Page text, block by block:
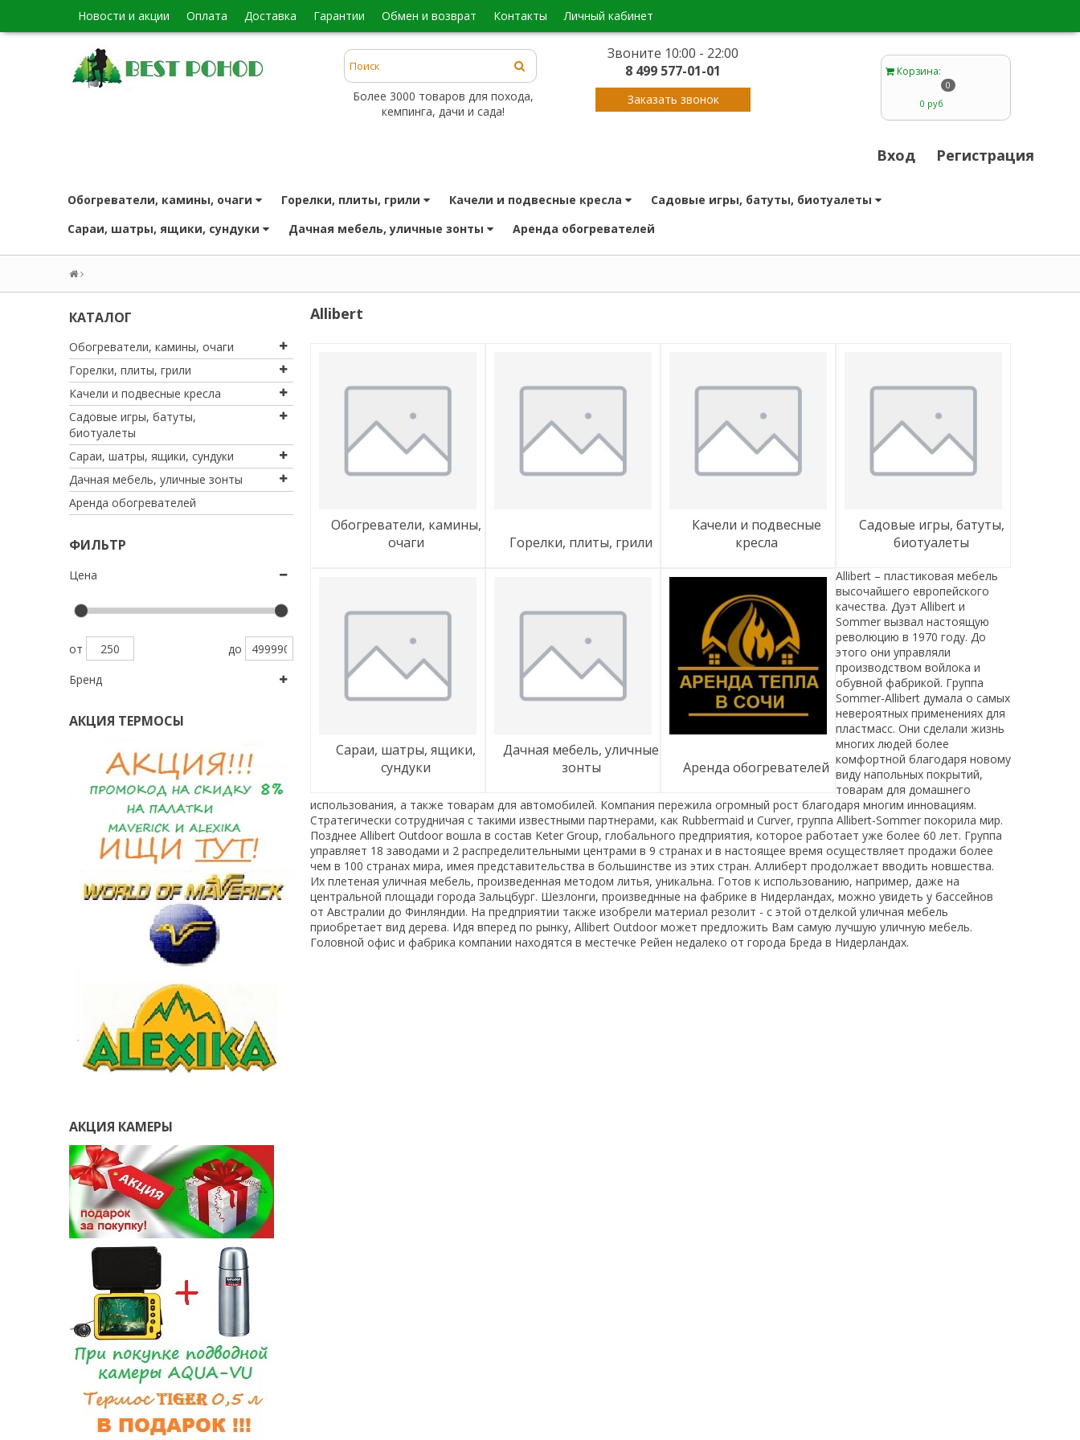
новости и акции оплата доставка гарантии обмен и возврат контакты личный кабинет
Звоните 10:00 - 22:00
8 499 577-01-01
Более 3000 товаров для похода,
кемпинга, дачи и сада!
Заказать звонок
Корзина:
0
0 руб
Вход Регистрация
обогреватели, камины, очаги горелки, плиты, грили качели и подвесные кресла
садовые игры, батуты, биотуалеты
сараи, шатры, ящики, сундуки
дачная мебель, уличные зонты аренда обогревателей
КАТАЛОГ
обогреватели, камины, очаги
горелки, плиты, грили
качели и подвесные кресла
садовые игры, батуты,
биотуалеты
сараи, шатры, ящики, сундуки
дачная мебель, уличные зонты
аренда обогревателей
ФИЛЬТР
Цена
от до
Бренд
АКЦИЯ ТЕРМОСЫ
АКЦИЯ КАМЕРЫ
Allibert
обогреватели, камины,
очаги
горелки, плиты, грили
качели и подвесные
кресла
садовые игры, батуты,
биотуалеты
сараи, шатры, ящики,
сундуки
дачная мебель, уличные
зонты
аренда обогревателей
Allibert – пластиковая мебель
высочайшего европейского
качества. Дуэт Allibert и
Sommer вызвал настоящую
революцию в 1970 году. До
этого они управляли
производством войлока и
обувной фабрикой. Группа
Sommer-Allibert думала о самых
невероятных применениях для
пластмасс. Они сделали жизнь
многих людей более
комфортной благодаря новому
виду напольных покрытий,
товарам для домашнего
использования, а также товарам для автомобилей. Компания пережила огромный рост благодаря многим инновациям.
Стратегически сотрудничая с такими известными партнерами, как Rubbermaid и Curver, группа Allibert-Sommer покорила мир.
Позднее Allibert Outdoor вошла в состав Keter Group, глобального предприятия, которое работает уже более 60 лет. Группа
управляет 18 заводами и 2 распределительными центрами в 9 странах и в настоящее время осуществляет продажи более
чем в 100 странах мира, имея представительства в большинстве из этих стран. Аллиберт продолжает вводить новшества.
Их плетеная уличная мебель, произведенная методом литья, уникальна. Готов к использованию, например, даже на
центральной площади города Зальцбург. Шезлонги, произведнные на фабрике в Нидерландах, можно увидеть у бассейнов
от Австралии до Финляндии. На предприятии также изобрели материал резолит - с этой отделкой уличная мебель
приобретает вид дерева. Идя вперед по рынку, Allibert Outdoor может предложить Вам самую лучшую уличную мебель.
Головной офис и фабрика компании находятся в местечке Рейен недалеко от города Бреда в Нидерландах.